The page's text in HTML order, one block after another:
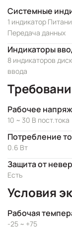
Системные
1 индикатор
Передача данных
Индикаторы
8 индикаторов
ввода
Рабочее
10 ~ 30 В пост.тока
Потребление
0.6 Вт
Защита от
Есть
Условия
Рабочая
-25 ~ +75